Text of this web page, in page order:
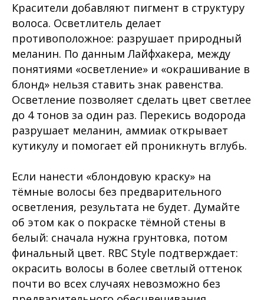
Красители добавляют пигмент в структуру
волоса. Осветлитель делает
противоположное: разрушает природный
меланин. По данным Лайфхакера, между
понятиями «осветление» и «окрашивание в
блонд» нельзя ставить знак равенства.
Осветление позволяет сделать цвет светлее
до 4 тонов за один раз. Перекись водорода
разрушает меланин, аммиак открывает
кутикулу и помогает ей проникнуть вглубь.
Если нанести «блондовую краску» на
тёмные волосы без предварительного
осветления, результата не будет. Думайте
об этом как о покраске тёмной стены в
белый: сначала нужна грунтовка, потом
финальный цвет. RBC Style подтверждает:
окрасить волосы в более светлый оттенок
почти во всех случаях невозможно без